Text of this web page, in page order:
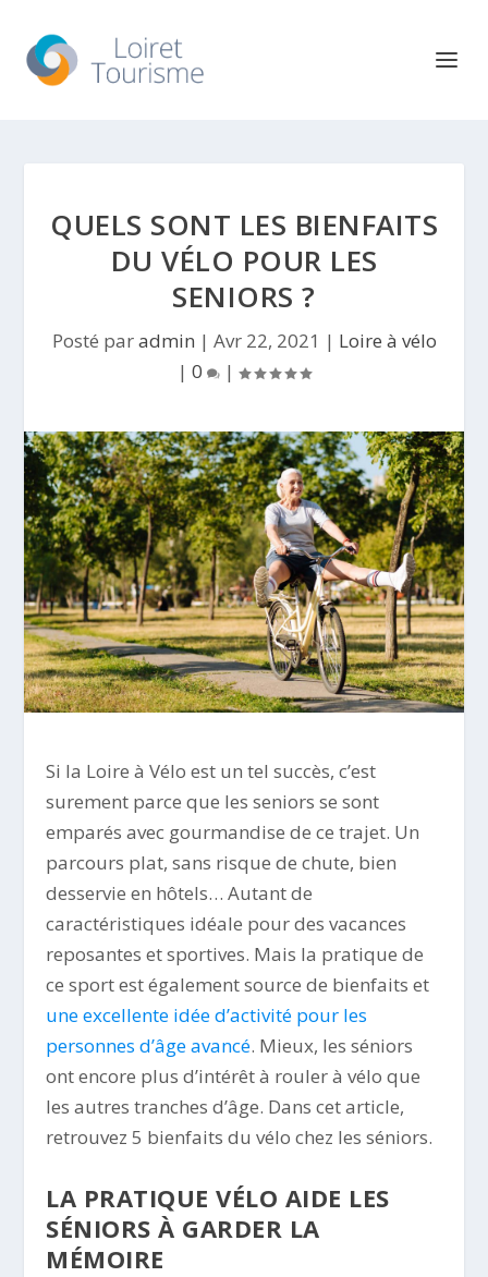
QUELS SONT LES BIENFAITS
DU VÉLO POUR LES
SENIORS ?
Posté paradmin | Avr 22, 2021 | Loire à vélo
| 0 |
Si la Loire à Vélo est un tel succès, c’est
surement parce que les seniors se sont
emparés avec gourmandise de ce trajet. Un
parcours plat, sans risque de chute, bien
desservie en hôtels… Autant de
caractéristiques idéale pour des vacances
reposantes et sportives. Mais la pratique de
ce sport est également source de bienfaits et
une excellente idée d’activité pour les
personnes d’âge avancé. Mieux, les séniors
ont encore plus d’intérêt à rouler à vélo que
les autres tranches d’âge. Dans cet article,
retrouvez 5 bienfaits du vélo chez les séniors.
LA PRATIQUE VÉLO AIDE LES
SÉNIORS À GARDER LA
MÉMOIRE